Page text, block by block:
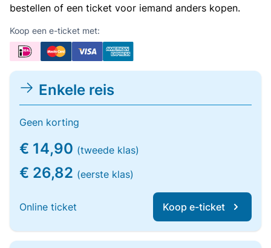
bestellen of een ticket voor iemand anders kopen.
Koop een e-ticket met:
Enkele reis
Geen korting
€ 14,90 (tweede klas)
€ 26,82 (eerste klas)
Online ticket Koop e-ticket